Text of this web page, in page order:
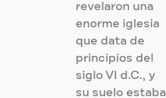
revelaron una
enorme iglesia
que data de
principios del
siglo VI d.C., y
su suelo estaba